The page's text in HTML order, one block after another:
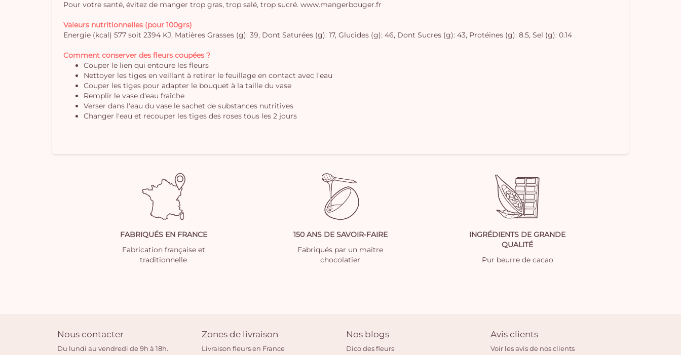
Pour votre santé, évitez de manger trop gras, trop salé, trop sucré. www.mangerbouger.fr
Valeurs nutritionnelles (pour 100grs)
Energie (kcal) 577 soit 2394 KJ, Matières Grasses (g): 39, Dont Saturées (g): 17, Glucides (g): 46, Dont Sucres (g): 43, Protéines (g): 8.5, Sel (g): 0.14
Comment conserver des fleurs coupées ?
Couper le lien qui entoure les fleurs
Nettoyer les tiges en veillant à retirer le feuillage en contact avec l'eau
Couper les tiges pour adapter le bouquet à la taille du vase
Remplir le vase d'eau fraîche
Verser dans l'eau du vase le sachet de substances nutritives
Changer l'eau et recouper les tiges des roses tous les 2 jours
FABRIQUÉS EN FRANCE
Fabrication française et
traditionnelle
150 ANS DE SAVOIR-FAIRE
Fabriqués par un maitre
chocolatier
INGRÉDIENTS DE GRANDE
QUALITÉ
Pur beurre de cacao
Nous contacter
Du lundi au vendredi de 9h à 18h.
Zones de livraison
Livraison fleurs en France
Nos blogs
Dico des fleurs
Avis clients
Voir les avis de nos clients